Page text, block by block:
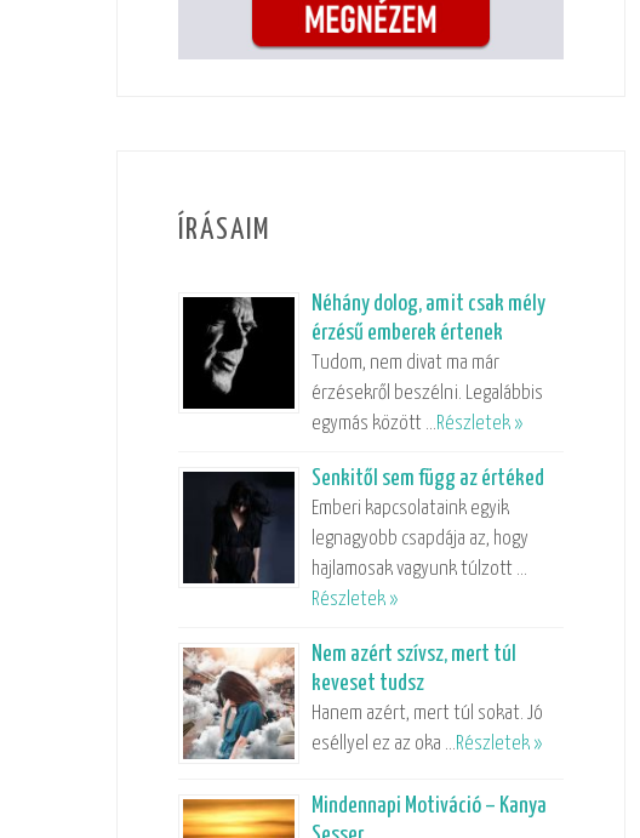
ÍRÁSAIM
Néhány dolog, amit csak mély
érzésű emberek értenek
Tudom, nem divat ma már
érzésekről beszélni. Legalábbis
egymás között …Részletek »
Senkitől sem függ az értéked
Emberi kapcsolataink egyik
legnagyobb csapdája az, hogy
hajlamosak vagyunk túlzott …
Részletek »
Nem azért szívsz, mert túl
keveset tudsz
Hanem azért, mert túl sokat. Jó
eséllyel ez az oka …Részletek »
Mindennapi Motiváció – Kanya